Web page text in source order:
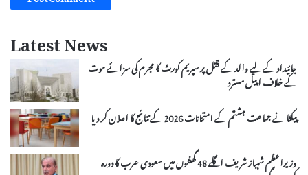
Latest News
جائیداد کے لیے والد کے قتل پر سپریم کورٹ کا مجرم کی سزائے موت
کے خلاف اپیل مسترد
پیکٹا نے جماعت ہشتم کے امتحانات 2026 کے نتائج کا اعلان کر دیا
وزیراعظم شہباز شریف اگلے 48 گھنٹوں میں سعودی عرب کا دورہ